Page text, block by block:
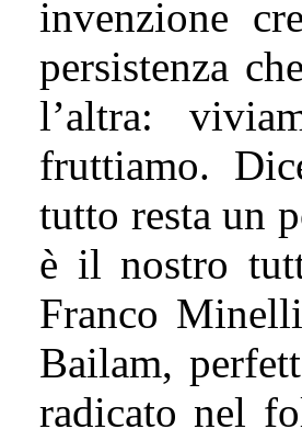
invenzione
persistenza
l’altra:
fruttiamo.
tutto resta un
è il nostro
Franco
Bailam,
radicato nel